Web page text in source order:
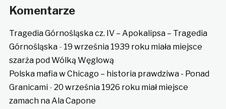
Komentarze
Tragedia Górnośląska cz. IV – Apokalipsa – Tragedia
Górnośląska- 19 września 1939 roku miała miejsce
szarża pod Wólką Węglową
Polska mafia w Chicago – historia prawdziwa - Ponad
Granicami- 20 września 1926 roku miał miejsce
zamach na Ala Capone